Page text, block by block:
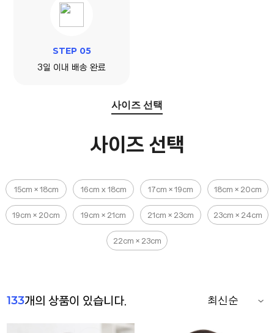
STEP 05
3일 이내 배송 완료
사이즈 선택
사이즈 선택
15cm × 18cm 16cm x 18cm 17cm × 19cm 18cm × 20cm
19cm × 20cm 19cm × 21cm 21cm × 23cm 23cm × 24cm
22cm × 23cm
133개의 상품이 있습니다.